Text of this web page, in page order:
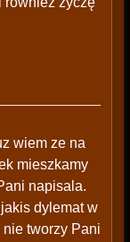
wiem ze na
mieszkamy
napisala.
dylemat w
tworzy Pani